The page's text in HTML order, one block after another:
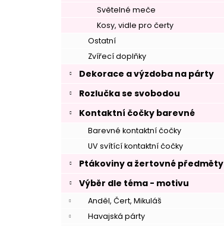
Světelné meče
Kosy, vidle pro čerty
Ostatní
Zvířecí doplňky
Dekorace a výzdoba na párty
Rozlučka se svobodou
Kontaktní čočky barevné
Barevné kontaktní čočky
UV svítící kontaktní čočky
Ptákoviny a žertovné předměty
Výběr dle téma - motivu
Anděl, Čert, Mikuláš
Havajská párty